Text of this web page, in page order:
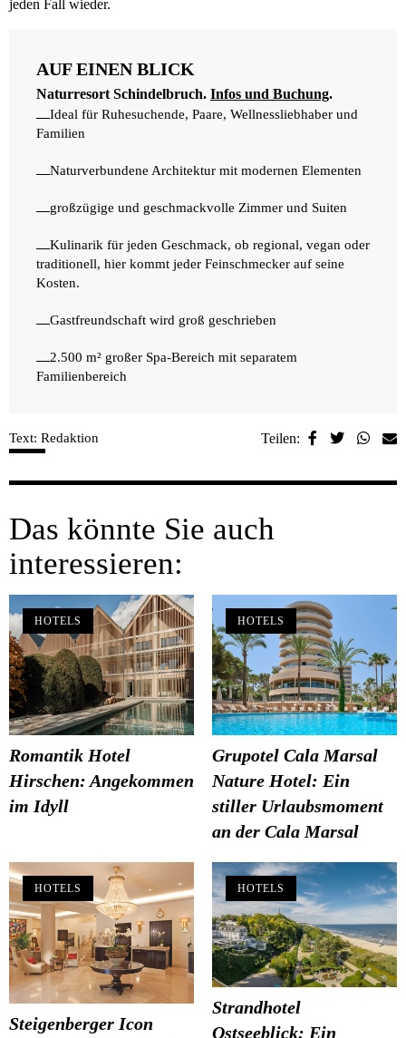
jeden Fall wieder.
AUF EINEN BLICK
Naturresort Schindelbruch. Infos und Buchung.
Ideal für Ruhesuchende, Paare, Wellnessliebhaber und
Familien
Naturverbundene Architektur mit modernen Elementen
großzügige und geschmackvolle Zimmer und Suiten
Kulinarik für jeden Geschmack, ob regional, vegan oder
traditionell, hier kommt jeder Feinschmecker auf seine
Kosten.
Gastfreundschaft wird groß geschrieben
2.500 m² großer Spa-Bereich mit separatem
Familienbereich
Text: Redaktion Teilen:
Das könnte Sie auch
interessieren:
HOTELS
Romantik Hotel
Hirschen: Angekommen
im Idyll
HOTELS
Grupotel Cala Marsal
Nature Hotel: Ein
stiller Urlaubsmoment
an der Cala Marsal
HOTELS
Steigenberger Icon
HOTELS
Strandhotel
Ostseeblick: Ein